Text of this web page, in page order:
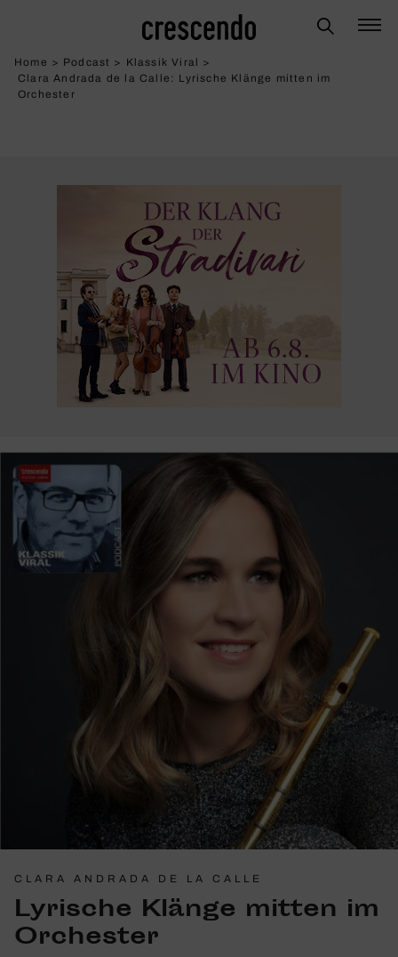
Home > Podcast > Klassik Viral >
Clara Andrada de la Calle: Lyri­sche Klänge mitten im
Orchester
CLARA ANDRADA DE LA CALLE
Lyri­sche Klänge mitten im
Orchester